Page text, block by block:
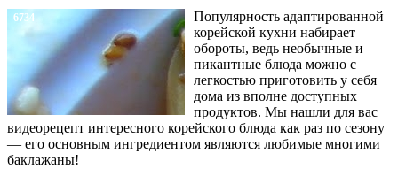
6734
Популярность адаптированной
корейской кухни набирает
обороты, ведь необычные и
пикантные блюда можно с
легкостью приготовить у себя
дома из вполне доступных
продуктов. Мы нашли для вас
видеорецепт интересного корейского блюда как раз по сезону
— его основным ингредиентом являются любимые многими
баклажаны!